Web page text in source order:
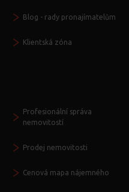
Blog - rady pronajímatelům
Klientská zóna
Profesionální správa
nemovitostí
Prodej nemovitosti
Cenová mapa nájemného